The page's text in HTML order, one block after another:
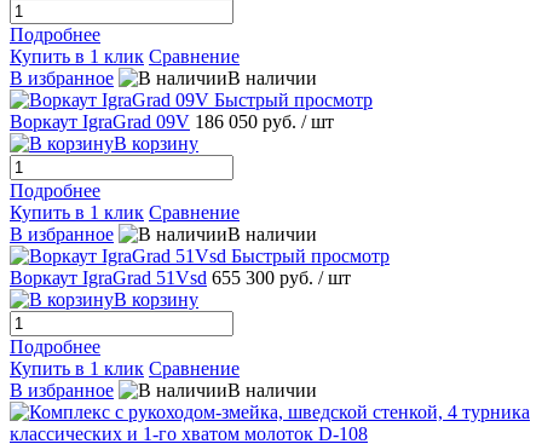
Подробнее
Купить в 1 клик Сравнение
В избранное
В наличии
Быстрый просмотр
Воркаут IgraGrad 09V 186 050 руб. / шт
В корзину
Подробнее
Купить в 1 клик Сравнение
В избранное
В наличии
Быстрый просмотр
Воркаут IgraGrad 51Vsd 655 300 руб. / шт
В корзину
Подробнее
Купить в 1 клик Сравнение
В избранное
В наличии